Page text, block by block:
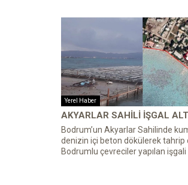
Yerel Haber
AKYARLAR SAHILI IŞGAL
Bodrum’un Akyarlar Sahilinde
denizin içi beton dökülerek tahrip
Bodrumlu çevreciler yapılan işgali